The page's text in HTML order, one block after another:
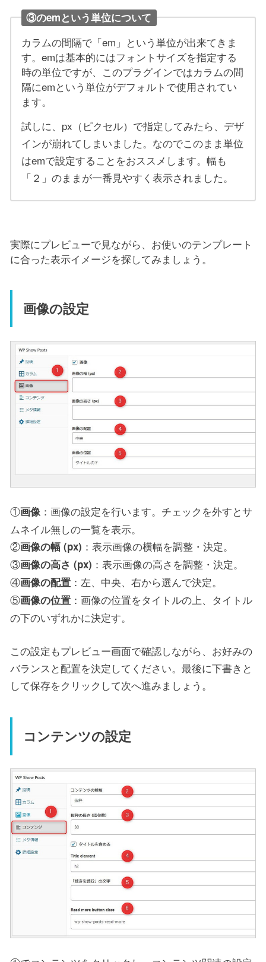
③のemという単位について
カラムの間隔で「em」という単位が出来てきま
す。emは基本的にはフォントサイズを指定する
時の単位ですが、このプラグインではカラムの間
隔にemという単位がデフォルトで使用されてい
ます。
試しに、px（ピクセル）で指定してみたら、デザ
インが崩れてしまいました。なのでこのまま単位
はemで設定することをおススメします。幅も
「２」のままが一番見やすく表示されました。
実際にプレビューで見ながら、お使いのテンプレート
に合った表示イメージを探してみましょう。
画像の設定
①画像：画像の設定を行います。チェックを外すとサ
ムネイル無しの一覧を表示。
②画像の幅 (px) ：表示画像の横幅を調整・決定。
③画像の高さ (px) ：表示画像の高さを調整・決定。
④画像の配置 ：左、中央、右から選んで決定。
⑤画像の位置 ：画像の位置をタイトルの上、タイトル
の下のいずれかに決定す。
この設定もプレビュー画面で確認しながら、お好みの
バランスと配置を決定してください。最後に下書きと
して保存をクリックして次へ進みましょう。
コンテンツの設定